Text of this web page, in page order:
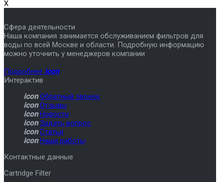
X
Сфера деятельности
Наша компания занимается обслуживанием фильтров для
воды по всей Москве и области. Подробную информацию
можно уточнить у менеджеров компании
Подробнее icon
Интерактив
icon Обратный звонок
icon Отзывы
icon Новости
icon Задать вопрос
icon Статьи
icon Наши работы
Контактные данные
Cartridge Filter